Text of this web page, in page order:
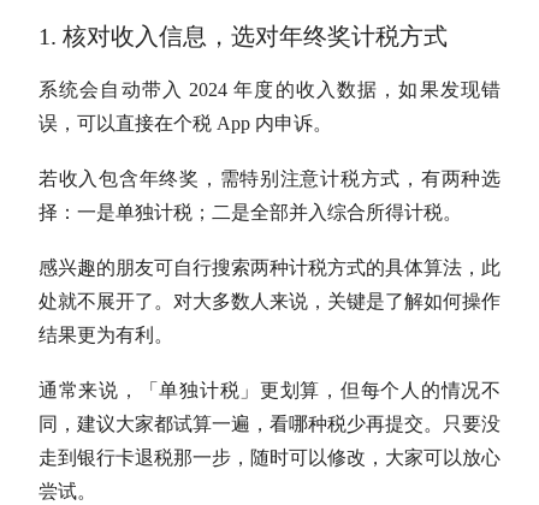
1. 核对收入信息，选对年终奖计税方式
系统会自动带入 2024 年度的收入数据，如果发现错
误，可以直接在个税 App 内申诉。
若收入包含年终奖 ，需特别注意计税方式 ，有两种选
择：一是单独计税；二是全部并入综合所得计税。
感兴趣的朋友可自行搜索两种计税方式的具体算法，此
处就不展开了。对大多数人来说，关键是了解如何操作
结果更为有利。
通常来说，「单独计税」更划算，但每个人的情况不
同， 建议大家都试算一遍，看哪种税少再提交。只要没
走到银行卡退税那一步，随时可以修改，大家可以放心
尝试。